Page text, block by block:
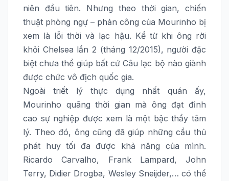
niên đầu tiên. Nhưng theo thời gian, chiến
thuật phòng ngự – phản công của Mourinho bị
xem là lỗi thời và lạc hậu. Kể từ khi ông rời
khỏi Chelsea lần 2 (tháng 12/2015), người đặc
biệt chưa thể giúp bất cứ Câu lạc bộ nào giành
được chức vô địch quốc gia.
Ngoài triết lý thực dụng nhất quán ấy,
Mourinho quãng thời gian mà ông đạt đỉnh
cao sự nghiệp được xem là một bậc thầy tâm
lý. Theo đó, ông cũng đã giúp những cầu thủ
phát huy tối đa được khả năng của mình.
Ricardo Carvalho, Frank Lampard, John
Terry, Didier Drogba, Wesley Sneijder,… có thể